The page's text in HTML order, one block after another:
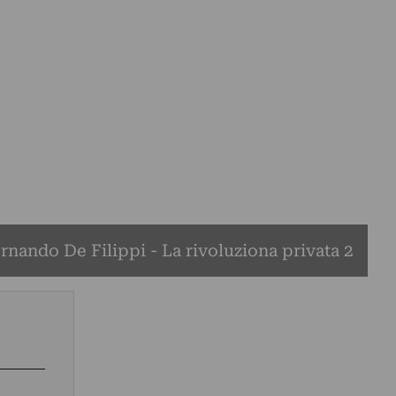
De Filippi - La rivoluziona privata 2